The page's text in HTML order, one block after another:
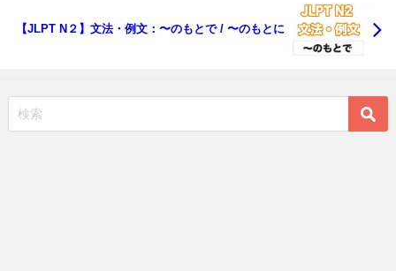
【JLPT N２】文法・例文：〜のもとで / 〜のもとに